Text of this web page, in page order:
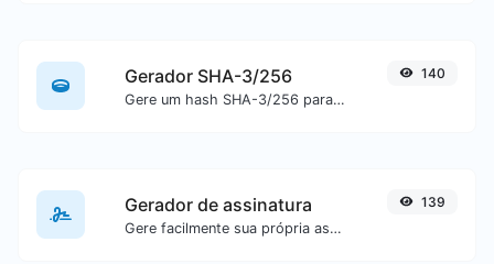
Gerador SHA-3/256
Gere um hash SHA-3/256 para qualquer entrada de texto.
140
Gerador de assinatura
Gere facilmente sua própria assinatura personalizada e faça download com facilidade.
139